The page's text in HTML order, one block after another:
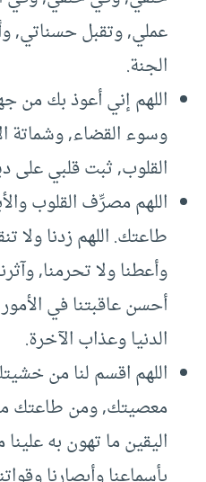
عملي, وتقبل حسناتي,
الجنة.
اللهم إني أعوذ بك من
وسوء القضاء, وشماتة
القلوب, ثبت قلبي على
اللهم مصرِّف القلوب
طاعتك. اللهم زدنا ولا
وأعطنا ولا تحرمنا,
أحسن عاقبتنا في
الدنيا وعذاب الآخرة.
اللهم اقسم لنا من
معصيتك, ومن طاعتك
اليقين ما تهون به